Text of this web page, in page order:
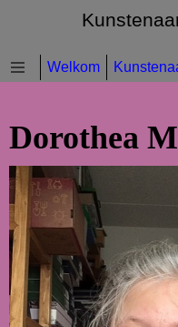
Welkom
Dorothea